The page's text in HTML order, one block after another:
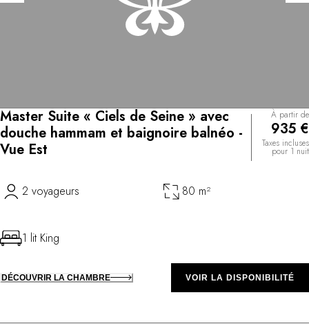
Master Suite « Ciels de Seine » avec
douche hammam et baignoire balnéo -
Vue Est
À partir de
935 €
Taxes incluses
pour 1 nuit
2 voyageurs 80 m²
1 lit King
DÉCOUVRIR LA CHAMBRE VOIR LA DISPONIBILITÉ